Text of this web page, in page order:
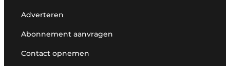
Adverteren
Abonnement aanvragen
Contact opnemen